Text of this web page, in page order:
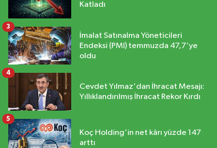
Katladı
İmalat Satınalma Yöneticileri
Endeksi (PMI) temmuzda 47,7'ye
oldu
3
Cevdet Yılmaz'dan İhracat Mesajı:
Yıllıklandırılmış İhracat Rekor Kırdı
4
Koç Holding'in net kârı yüzde 147
arttı
5